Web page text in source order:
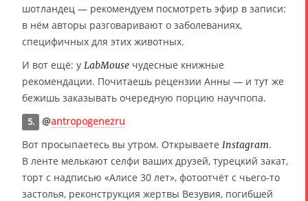
шотландец — рекомендуем посмотреть эфир в записи:
в нём авторы разговаривают о заболеваниях,
специфичных для этих животных.
И вот ещё: у LabMouse чудесные книжные
рекомендации. Почитаешь рецензии Анны — и тут же
бежишь заказывать очередную порцию научпопа.
5. @antropogenezru
Вот просыпаетесь вы утром. Открываете Instagram.
В ленте мелькают селфи ваших друзей, турецкий закат,
торт с надписью «Алисе 30 лет», фотоотчёт с чьего-то
застолья, реконструкция жертвы Везувия, погибшей